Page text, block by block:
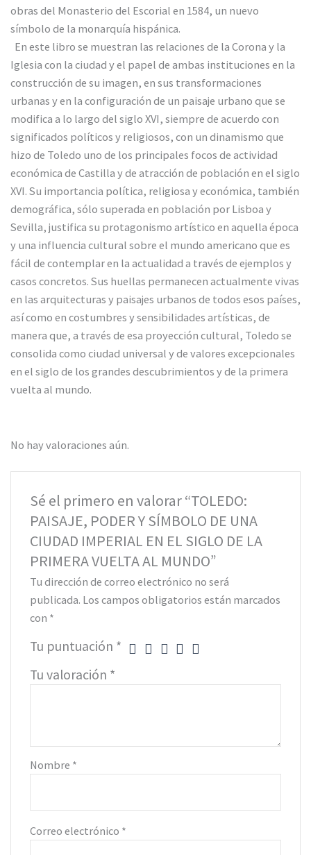
obras del Monasterio del Escorial en 1584, un nuevo
símbolo de la monarquía hispánica.
En este libro se muestran las relaciones de la Corona y la
Iglesia con la ciudad y el papel de ambas instituciones en la
construcción de su imagen, en sus transformaciones
urbanas y en la configuración de un paisaje urbano que se
modifica a lo largo del siglo XVI, siempre de acuerdo con
significados políticos y religiosos, con un dinamismo que
hizo de Toledo uno de los principales focos de actividad
económica de Castilla y de atracción de población en el siglo
XVI. Su importancia política, religiosa y económica, también
demográfica, sólo superada en población por Lisboa y
Sevilla, justifica su protagonismo artístico en aquella época
y una influencia cultural sobre el mundo americano que es
fácil de contemplar en la actualidad a través de ejemplos y
casos concretos. Sus huellas permanecen actualmente vivas
en las arquitecturas y paisajes urbanos de todos esos países,
así como en costumbres y sensibilidades artísticas, de
manera que, a través de esa proyección cultural, Toledo se
consolida como ciudad universal y de valores excepcionales
en el siglo de los grandes descubrimientos y de la primera
vuelta al mundo.
No hay valoraciones aún.
Sé el primero en valorar “TOLEDO:
PAISAJE, PODER Y SÍMBOLO DE UNA
CIUDAD IMPERIAL EN EL SIGLO DE LA
PRIMERA VUELTA AL MUNDO”
Tu dirección de correo electrónico no será
publicada. Los campos obligatorios están marcados
con *
Tu puntuación *
Tu valoración *
Nombre *
Correo electrónico *